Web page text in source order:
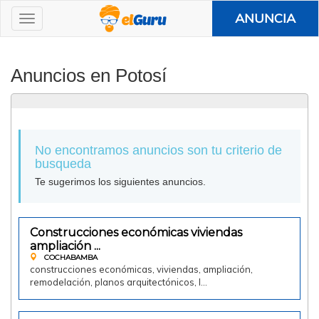
ANUNCIA
Anuncios en Potosí
No encontramos anuncios son tu criterio de
busqueda
Te sugerimos los siguientes anuncios.
Ofrezco
Construcciones económicas viviendas
ampliación ...
COCHABAMBA
construcciones económicas, viviendas, ampliación,
remodelación, planos arquitectónicos, l…